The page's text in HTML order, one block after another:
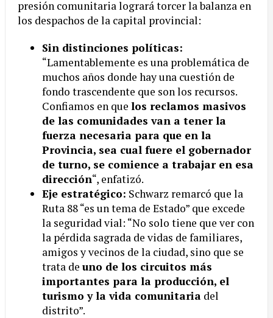
presión comunitaria logrará torcer la balanza en
los despachos de la capital provincial:
Sin distinciones políticas:
“Lamentablemente es una problemática de
muchos años donde hay una cuestión de
fondo trascendente que son los recursos.
Confiamos en que los reclamos masivos
de las comunidades van a tener la
fuerza necesaria para que en la
Provincia, sea cual fuere el gobernador
de turno, se comience a trabajar en esa
dirección“, enfatizó.
Eje estratégico: Schwarz remarcó que la
Ruta 88 “es un tema de Estado” que excede
la seguridad vial: “No solo tiene que ver con
la pérdida sagrada de vidas de familiares,
amigos y vecinos de la ciudad, sino que se
trata de uno de los circuitos más
importantes para la producción, el
turismo y la vida comunitaria del
distrito”.